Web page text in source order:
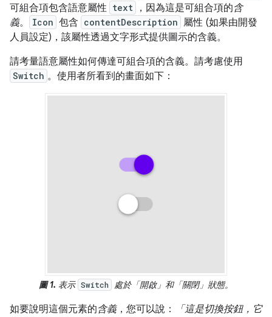
可組合項包含語意屬性 text ，因為這是可組合項的含
義。 Icon 包含 contentDescription 屬性 (如果由開發
人員設定)，該屬性透過文字形式提供圖示的含義。
請考量語意屬性如何傳達可組合項的含義。請考慮使用
Switch 。使用者所看到的畫面如下：
圖 1. 表示 Switch 處於「開啟」和「關閉」狀態。
如要說明這個元素的含義，您可以說：
「這是切換按鈕，它